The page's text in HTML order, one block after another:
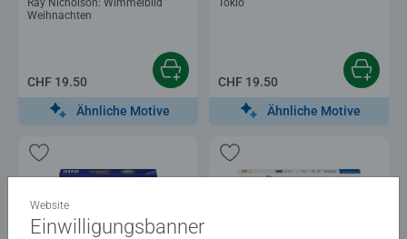
Weihnachten
CHF 19.50
Ähnliche Motive
CHF 19.50
Ähnliche Motive
Website
Einwilligungsbanner